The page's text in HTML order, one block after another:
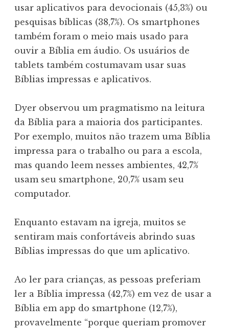
usar aplicativos para devocionais (45,3%) ou
pesquisas bíblicas (38,7%). Os smartphones
também foram o meio mais usado para
ouvir a Bíblia em áudio. Os usuários de
tablets também costumavam usar suas
Bíblias impressas e aplicativos.
Dyer observou um pragmatismo na leitura
da Bíblia para a maioria dos participantes.
Por exemplo, muitos não trazem uma Bíblia
impressa para o trabalho ou para a escola,
mas quando leem nesses ambientes, 42,7%
usam seu smartphone, 20,7% usam seu
computador.
Enquanto estavam na igreja, muitos se
sentiram mais confortáveis ​​abrindo suas
Bíblias impressas do que um aplicativo.
Ao ler para crianças, as pessoas preferiam
ler a Bíblia impressa (42,7%) em vez de usar a
Bíblia em app do smartphone (12,7%),
provavelmente “porque queriam promover